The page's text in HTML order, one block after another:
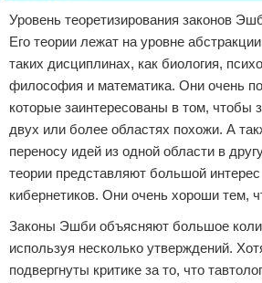
Уровень теоретизирования законов
Его теории лежат на уровне
таких дисциплинах, как биология,
философия и математика. Они очень
которые заинтересованы в том, чтобы
двух или более областях похожи. А
переносу идей из одной области в
теории представляют большой
кибернетиков. Они очень хороши тем,
Законы Эшби объясняют большое
используя несколько утверждений.
подвергнуты критике за то, что